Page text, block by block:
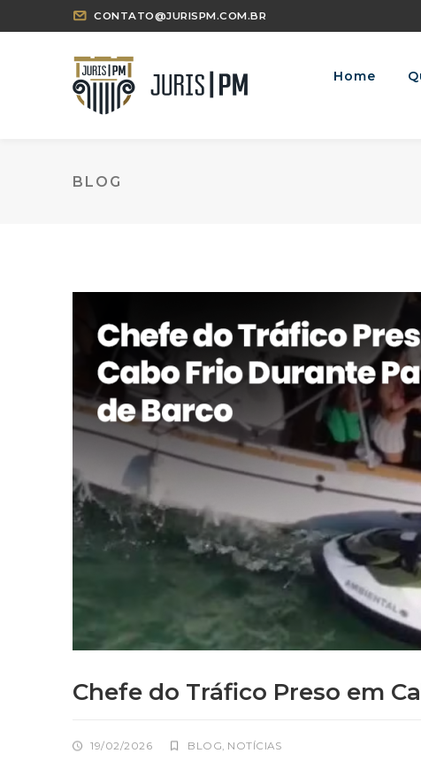
CONTATO@JURISPM.COM.BR
Home
BLOG
Chefe do Tráfico Preso em
19/02/2026 BLOG, NOTÍCIAS